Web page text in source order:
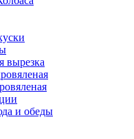
вырезка
и обеды